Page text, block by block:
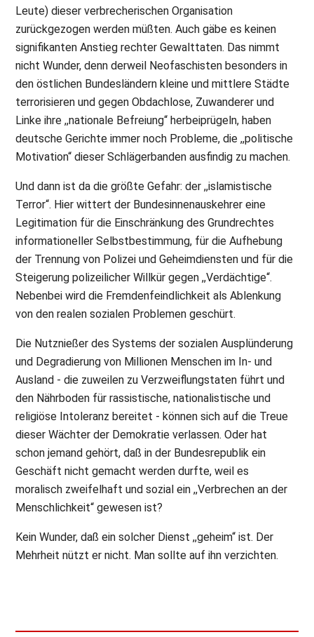
Leute) dieser verbrecherischen Organisation
zurückgezogen werden müßten. Auch gäbe es keinen
signifikanten Anstieg rechter Gewalttaten. Das nimmt
nicht Wunder, denn derweil Neofaschisten besonders in
den östlichen Bundesländern kleine und mittlere Städte
terrorisieren und gegen Obdachlose, Zuwanderer und
Linke ihre ,,nationale Befreiung“ herbeiprügeln, haben
deutsche Gerichte immer noch Probleme, die ,,politische
Motivation“ dieser Schlägerbanden ausfindig zu machen.
Und dann ist da die größte Gefahr: der ,,islamistische
Terror“. Hier wittert der Bundesinnenauskehrer eine
Legitimation für die Einschränkung des Grundrechtes
informationeller Selbstbestimmung, für die Aufhebung
der Trennung von Polizei und Geheimdiensten und für die
Steigerung polizeilicher Willkür gegen ,,Verdächtige“.
Nebenbei wird die Fremdenfeindlichkeit als Ablenkung
von den realen sozialen Problemen geschürt.
Die Nutznießer des Systems der sozialen Ausplünderung
und Degradierung von Millionen Menschen im In- und
Ausland - die zuweilen zu Verzweiflungstaten führt und
den Nährboden für rassistische, nationalistische und
religiöse Intoleranz bereitet - können sich auf die Treue
dieser Wächter der Demokratie verlassen. Oder hat
schon jemand gehört, daß in der Bundesrepublik ein
Geschäft nicht gemacht werden durfte, weil es
moralisch zweifelhaft und sozial ein ,,Verbrechen an der
Menschlichkeit“ gewesen ist?
Kein Wunder, daß ein solcher Dienst ,,geheim“ ist. Der
Mehrheit nützt er nicht. Man sollte auf ihn verzichten.